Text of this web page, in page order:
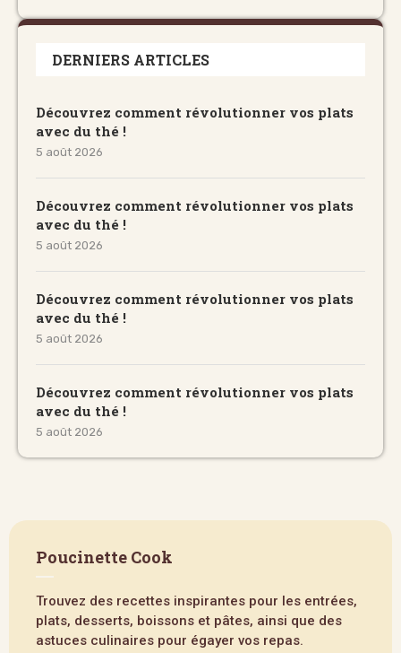
DERNIERS ARTICLES
Découvrez comment révolutionner vos plats
avec du thé !
5 août 2026
Découvrez comment révolutionner vos plats
avec du thé !
5 août 2026
Découvrez comment révolutionner vos plats
avec du thé !
5 août 2026
Découvrez comment révolutionner vos plats
avec du thé !
5 août 2026
Poucinette Cook
Trouvez des recettes inspirantes pour les entrées,
plats, desserts, boissons et pâtes, ainsi que des
astuces culinaires pour égayer vos repas.